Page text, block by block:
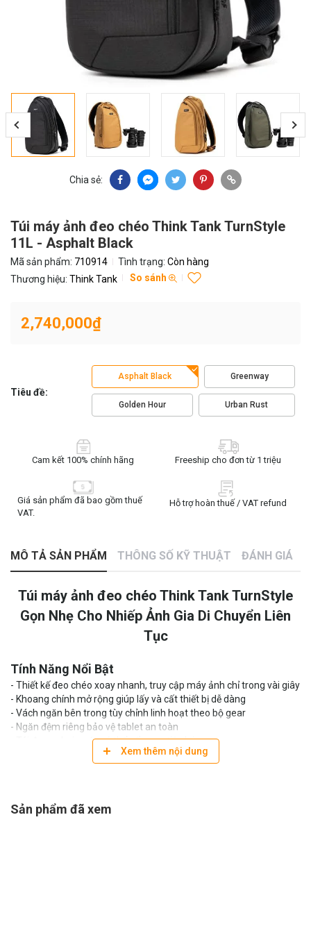
Chia sẻ:
Túi máy ảnh đeo chéo Think Tank TurnStyle
11L - Asphalt Black
Mã sản phẩm: 710914 Tình trạng: Còn hàng
Thương hiệu: Think Tank So sánh
2,740,000₫
Tiêu đề:
Asphalt Black Greenway
Golden Hour Urban Rust
Cam kết 100% chính hãng Freeship cho đơn từ 1 triệu
Giá sản phẩm đã bao gồm thuế
VAT.
Hỗ trợ hoàn thuế / VAT refund
MÔ TẢ SẢN PHẨM THÔNG SỐ KỸ THUẬT ĐÁNH GIÁ
Túi máy ảnh đeo chéo Think Tank TurnStyle
Gọn Nhẹ Cho Nhiếp Ảnh Gia Di Chuyển Liên
Tục
Tính Năng Nổi Bật
- Thiết kế đeo chéo xoay nhanh, truy cập máy ảnh chỉ trong vài giây
- Khoang chính mở rộng giúp lấy và cất thiết bị dễ dàng
- Vách ngăn bên trong tùy chỉnh linh hoạt theo bộ gear
- Ngăn đệm riêng bảo vệ tablet an toàn
- Túi đựng chai nước có thể gấp gọn tiện lợi
- Dây đeo pivoting strap xoay mượt và đeo thoải mái hơn
- Chất liệu tái chế bluesign thân thiện môi trường
Xem thêm nội dung
Sản phẩm đã xem